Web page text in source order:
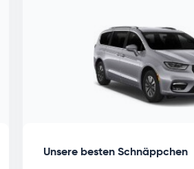
Unsere besten Schnäppchen